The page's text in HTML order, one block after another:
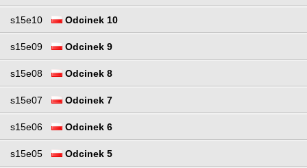
s15e10 Odcinek 10
s15e09 Odcinek 9
s15e08 Odcinek 8
s15e07 Odcinek 7
s15e06 Odcinek 6
s15e05 Odcinek 5